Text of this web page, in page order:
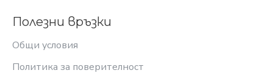
Полезни връзки
Общи условия
Политика за поверителност